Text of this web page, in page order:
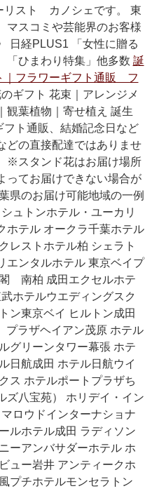
リスト カノシェです。 東
マスコミや芸能界のお客様
日経PLUS1 「女性に贈る
ひまわり特集」他多数 誕
｜フラワーギフト通販 フ
ギフト 花束｜アレンジメ
観葉植物｜寄せ植え 誕生
ト通販、結婚記念日など
どの直接配達ではありませ
※スタンド花はお届け場所
ってお届けできない場合が
県のお届け可能地域の一例
ュトンホテル・ユーカリ
テル オークラ千葉ホテル
レストホテル柏 シェラト
エンタルホテル 東京ベイプ
南柏 成田エクセルホテ
ホテルウエディングスク
ン東京ベイ ヒルトン成田
ラザヘイアン茂原 ホテル
グリーンタワー幕張 ホテ
日航成田 ホテル日航ウイ
ス ホテルポートプラザち
八宝苑） ホリデイ・イン
ロウドインターナショナ
ルホテル成田 ラディソン
ーアンバサダーホテル ホ
ュー岩井 アンティークホ
チホテルモンセラトン